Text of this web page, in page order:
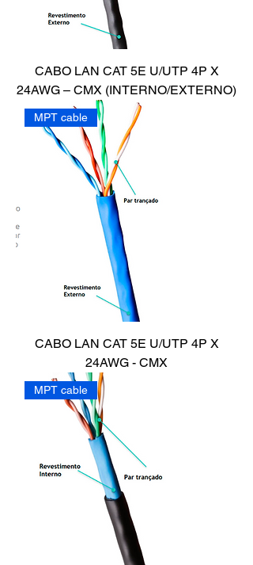
CABO LAN CAT 5E U/UTP 4P X
24AWG – CMX (INTERNO/EXTERNO)
MPT cable
CABO LAN CAT 5E U/UTP 4P X
24AWG - CMX
MPT cable